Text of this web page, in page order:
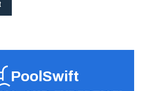
PoolSwift